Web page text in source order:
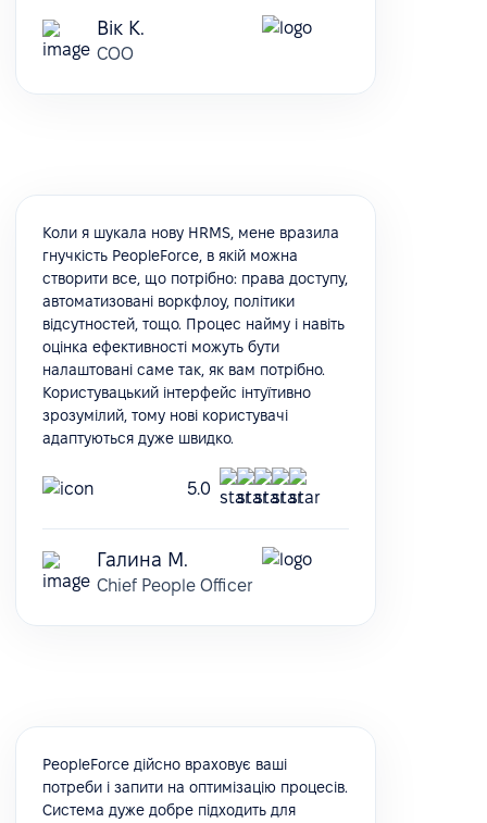
Вік К.
COO
Коли я шукала нову HRMS, мене вразила
гнучкість PeopleForce, в якій можна
створити все, що потрібно: права доступу,
автоматизовані воркфлоу, політики
відсутностей, тощо. Процес найму і навіть
оцінка ефективності можуть бути
налаштовані саме так, як вам потрібно.
Користувацький інтерфейс інтуїтивно
зрозумілий, тому нові користувачі
адаптуються дуже швидко.
5.0
Галина М.
Chief People Officer
PeopleForce дійсно враховує ваші
потреби і запити на оптимізацію процесів.
Система дуже добре підходить для